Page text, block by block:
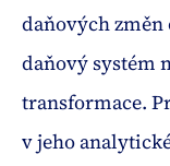
daňových
daňový systém
transformace.
v jeho